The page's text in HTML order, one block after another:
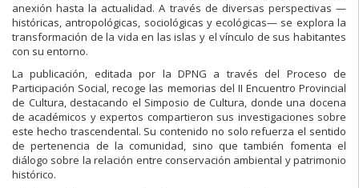
anexión hasta la actualidad. A través de diversas perspectivas —
históricas, antropológicas, sociológicas y ecológicas— se explora la
transformación de la vida en las islas y el vínculo de sus habitantes
con su entorno.
La publicación, editada por la DPNG a través del Proceso de
Participación Social, recoge las memorias del II Encuentro Provincial
de Cultura, destacando el Simposio de Cultura, donde una docena
de académicos y expertos compartieron sus investigaciones sobre
este hecho trascendental. Su contenido no solo refuerza el sentido
de pertenencia de la comunidad, sino que también fomenta el
diálogo sobre la relación entre conservación ambiental y patrimonio
histórico.